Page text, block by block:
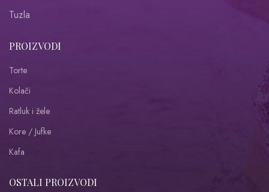
Tuzla
PROIZVODI
Torte
Kolači
Ratluk i žele
Kore / Jufke
Kafa
OSTALI PROIZVODI